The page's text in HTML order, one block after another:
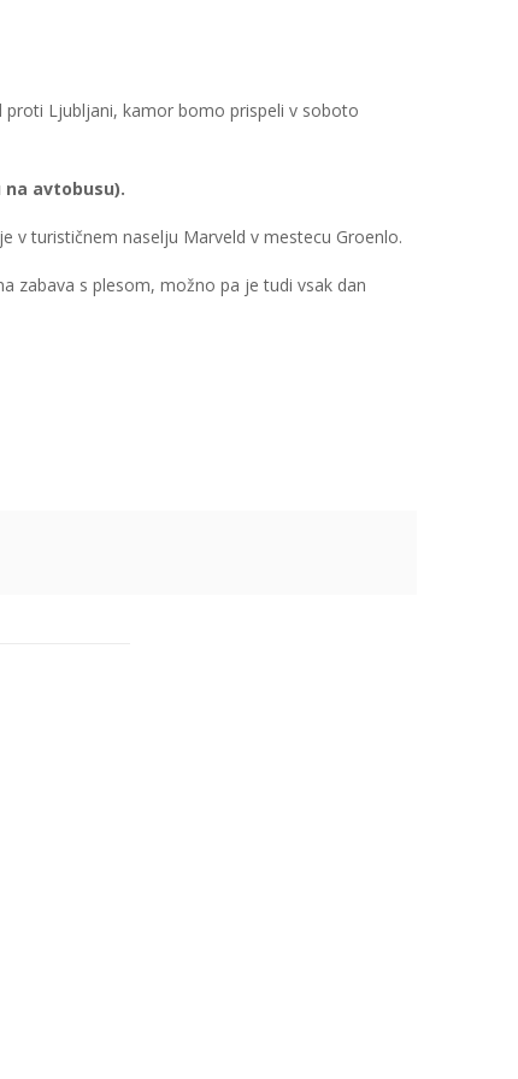
proti Ljubljani, kamor bomo prispeli v soboto
na avtobusu).
v turističnem naselju Marveld v mestecu Groenlo.
zabava s plesom, možno pa je tudi vsak dan